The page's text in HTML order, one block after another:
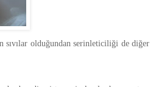
sıvılar olduğundan serinleticiliği de diğer